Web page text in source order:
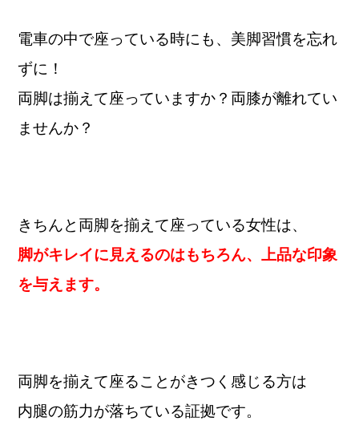
電車の中で座っている時にも、美脚習慣を忘れ
ずに！
両脚は揃えて座っていますか？両膝が離れてい
ませんか？
きちんと両脚を揃えて座っている女性は、
脚がキレイに見えるのはもちろん、上品な印象
を与えます。
両脚を揃えて座ることがきつく感じる方は
内腿の筋力が落ちている証拠です。